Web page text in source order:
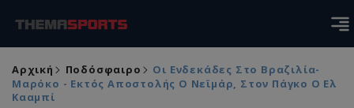
Αρχική Ποδόσφαιρο
Οι Ενδεκάδες Στο Βραζιλία-
Μαρόκο - Εκτός Αποστολής Ο Νεϊμάρ, Στον Πάγκο Ο Ελ
Κααμπί